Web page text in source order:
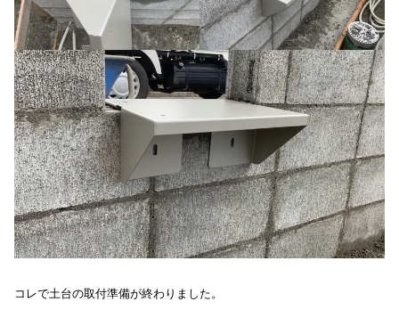
コレで土台の取付準備が終わりました。